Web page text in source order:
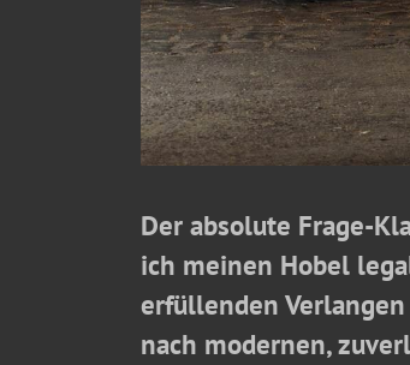
Der absolute Frage-
ich meinen Hobel
erfüllenden
nach modernen,